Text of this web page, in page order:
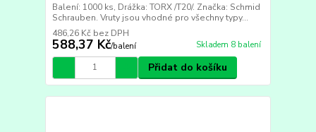
Balení: 1000 ks, Drážka: TORX /T20/. Značka: Schmid
Schrauben. Vruty jsou vhodné pro všechny typy...
588,37 Kč/balení
486,26 Kč bez DPH
Skladem 8 balení
Přidat do košíku